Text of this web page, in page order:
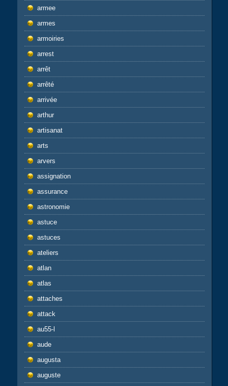
armee
armes
armoiries
arrest
arrêt
arrêté
arrivée
arthur
artisanat
arts
arvers
assignation
assurance
astronomie
astuce
astuces
ateliers
atlan
atlas
attaches
attack
au55-l
aude
augusta
auguste